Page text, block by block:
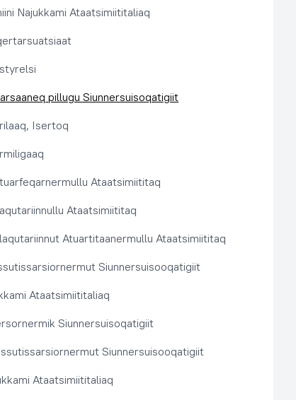
Najukkami Ataatsimiititaliaq
pillugu Siunnersuisoqatigiit
Isertoq
Ataatsimiititaq
Ataatsimiititaq
Atuartitaanermullu Ataatsimiititaq
Siunnersuisooqatigiit
Ataatsimiititaliaq
Siunnersuisoqatigiit
Siunnersuisooqatigiit
Ataatsimiititaliaq